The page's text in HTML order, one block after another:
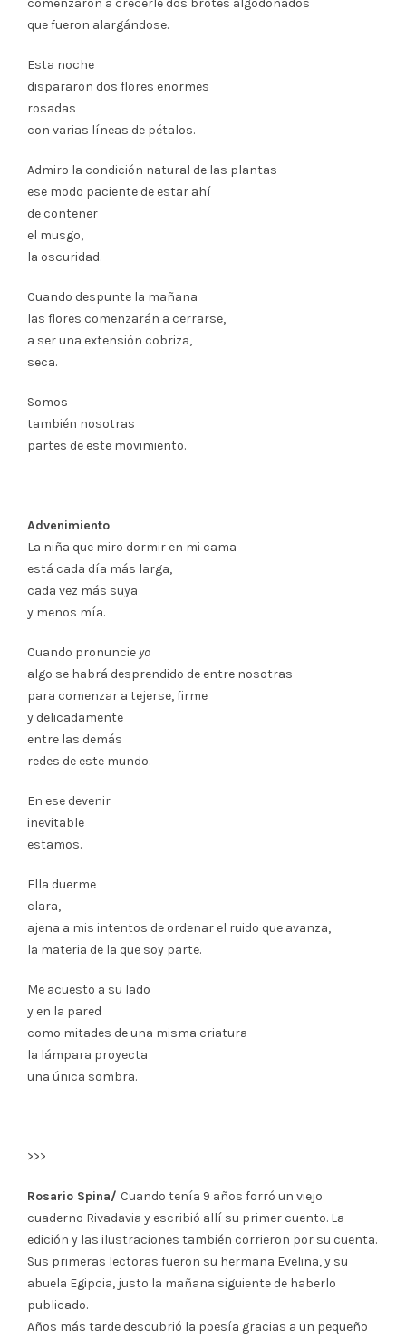
comenzaron a crecerle dos brotes algodonados
que fueron alargándose.
Esta noche
dispararon dos flores enormes
rosadas
con varias líneas de pétalos.
Admiro la condición natural de las plantas
ese modo paciente de estar ahí
de contener
el musgo,
la oscuridad.
Cuando despunte la mañana
las flores comenzarán a cerrarse,
a ser una extensión cobriza,
seca.
Somos
también nosotras
partes de este movimiento.
Advenimiento
La niña que miro dormir en mi cama
está cada día más larga,
cada vez más suya
y menos mía.
Cuando pronuncie yo
algo se habrá desprendido de entre nosotras
para comenzar a tejerse, firme
y delicadamente
entre las demás
redes de este mundo.
En ese devenir
inevitable
estamos.
Ella duerme
clara,
ajena a mis intentos de ordenar el ruido que avanza,
la materia de la que soy parte.
Me acuesto a su lado
y en la pared
como mitades de una misma criatura
la lámpara proyecta
una única sombra.
>>>
Rosario Spina/ Cuando tenía 9 años forró un viejo
cuaderno Rivadavia y escribió allí su primer cuento. La
edición y las ilustraciones también corrieron por su cuenta.
Sus primeras lectoras fueron su hermana Evelina, y su
abuela Egipcia, justo la mañana siguiente de haberlo
publicado.
Años más tarde descubrió la poesía gracias a un pequeño